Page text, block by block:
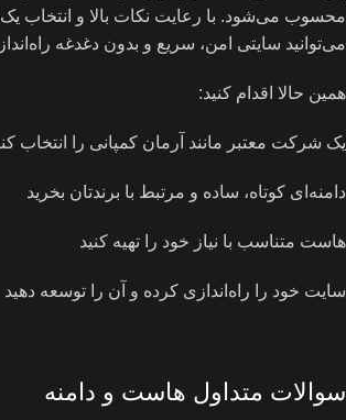
محسوب می‌شود. با رعایت نکات بالا و انتخاب یک
می‌توانید سایتی امن، سریع و بدون دغدغه
همین حالا اقدام کنید:
یک شرکت معتبر مانند آرمان کمپانی را انتخاب
دامنه‌ای کوتاه، ساده و مرتبط با برندتان بخرید
هاست متناسب با نیاز خود را تهیه کنید
سایت خود را راه‌اندازی کرده و آن را توسعه دهید
سوالات متداول هاست و دامنه